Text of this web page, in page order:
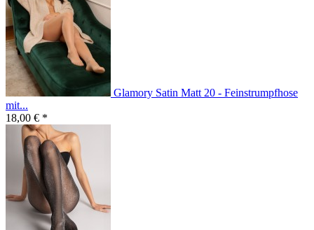
Glamory Satin Matt 20 - Feinstrumpfhose
mit...
18,00 € *